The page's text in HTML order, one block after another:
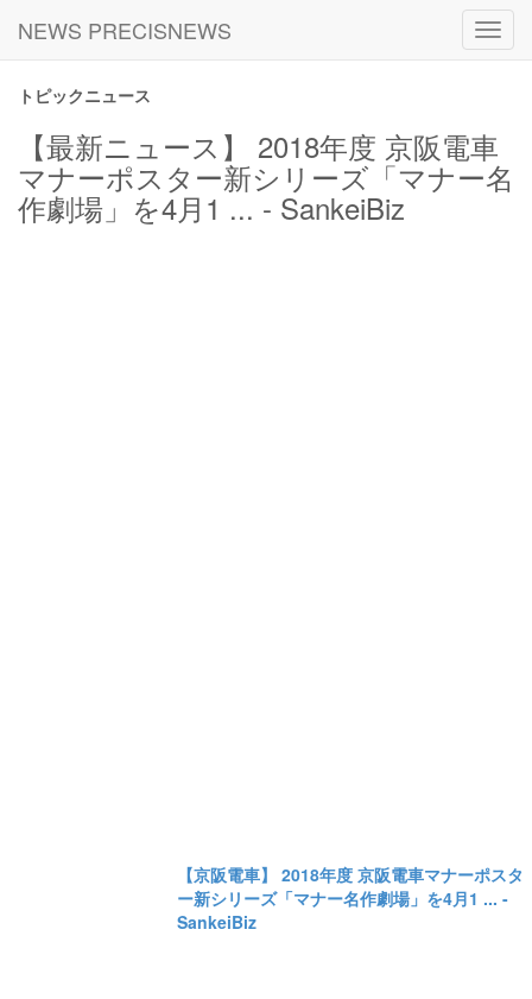
NEWS PRECISNEWS
トピックニュース
【最新ニュース】 2018年度 京阪電車
マナーポスター新シリーズ「マナー名
作劇場」を4月1 ... - SankeiBiz
【京阪電車】 2018年度 京阪電車マナーポスタ
ー新シリーズ「マナー名作劇場」を4月1 ... -
SankeiBiz